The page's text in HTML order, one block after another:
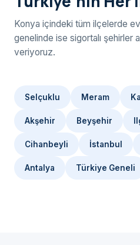
Konya içindeki tüm ilçelerde
genelinde ise sigortalı şehirler
veriyoruz.
Selçuklu Meram
Akşehir Beyşehir
Cihanbeyli İstanbul
Antalya Türkiye Geneli